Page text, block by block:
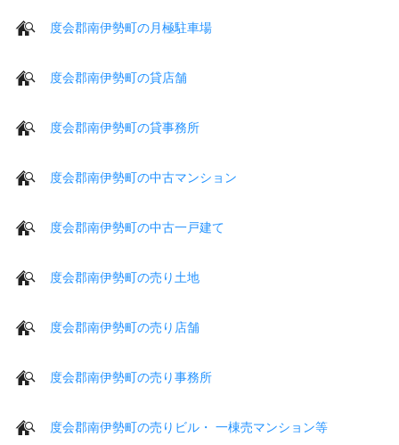
度会郡南伊勢町の月極駐車場
度会郡南伊勢町の貸店舗
度会郡南伊勢町の貸事務所
度会郡南伊勢町の中古マンション
度会郡南伊勢町の中古一戸建て
度会郡南伊勢町の売り土地
度会郡南伊勢町の売り店舗
度会郡南伊勢町の売り事務所
度会郡南伊勢町の売りビル・ 一棟売マンション等